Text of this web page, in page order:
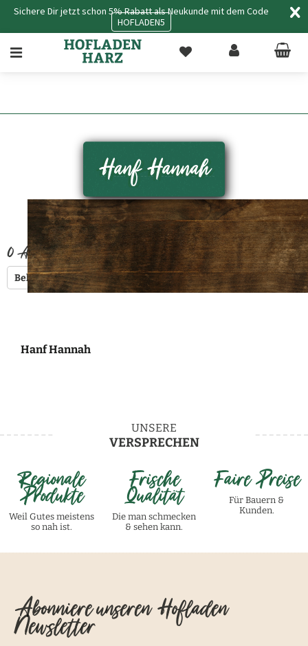
Sichere Dir jetzt schon 5% Rabatt als Neukunde mit dem Code
HOFLADEN5
Hanf Hannah
0Artikel
Hanf Hannah
UNSERE
VERSPRECHEN
Regionale
Produkte
Weil Gutes meistens
so nah ist.
Frische
Qualität
Die man schmecken
& sehen kann.
Faire Preise
Für Bauern &
Kunden.
Abonniere unseren Hofladen
Newsletter